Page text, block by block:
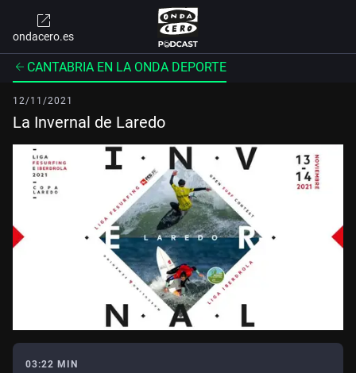
ondacero.es
CANTABRIA EN LA ONDA DEPORTE
12/11/2021
La Invernal de Laredo
03:22 MIN